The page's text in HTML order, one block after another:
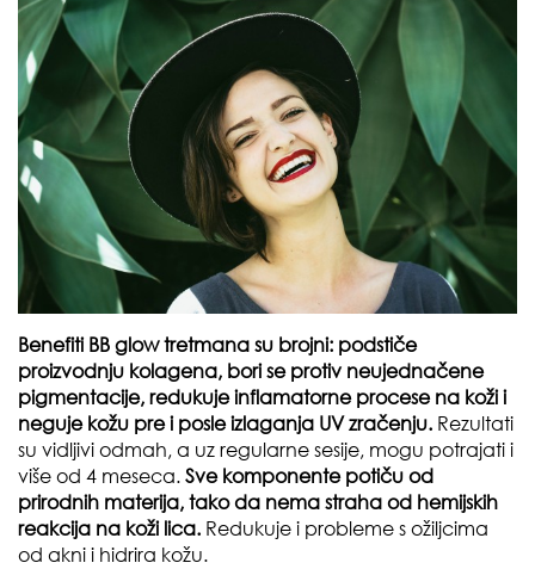
Benefiti BB glow tretmana su brojni: podstiče
proizvodnju kolagena, bori se protiv neujednačene
pigmentacije, redukuje inflamatorne procese na koži i
neguje kožu pre i posle izlaganja UV zračenju. Rezultati
su vidljivi odmah, a uz regularne sesije, mogu potrajati i
više od 4 meseca. Sve komponente potiču od
prirodnih materija, tako da nema straha od hemijskih
reakcija na koži lica. Redukuje i probleme s ožiljcima
od akni i hidrira kožu.